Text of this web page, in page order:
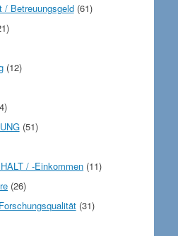
/ Betreuungsgeld(61)
(12)
(51)
/ -Einkommen (11)
(26)
(31)